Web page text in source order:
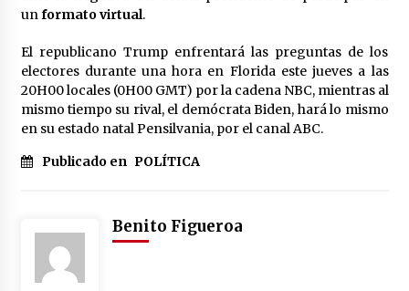
unformato virtual.
El republicano Trump enfrentará las preguntas de los
electores durante una hora en Florida este jueves a las
20H00 locales (0H00 GMT) por la cadena NBC, mientras al
mismo tiempo su rival, el demócrata Biden, hará lo mismo
en su estado natal Pensilvania, por el canal ABC.
Publicado en POLÍTICA
Benito Figueroa